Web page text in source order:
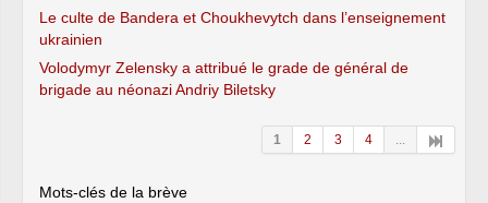
Le culte de Bandera et Choukhevytch dans l’enseignement
ukrainien
Volodymyr Zelensky a attribué le grade de général de
brigade au néonazi Andriy Biletsky
1 2 3 4 ...
Mots-clés de la brève